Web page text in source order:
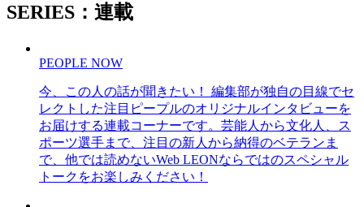
SERIES：連載
PEOPLE NOW
今、この人の話が聞きたい！ 編集部が独自の目線でセ
レクトした注目ピープルのオリジナルインタビューを
お届けする連載コーナーです。芸能人から文化人、ス
ポーツ選手まで、注目の新人から納得のベテランま
で、他では読めないWeb LEONならではのスペシャル
トークをお楽しみください！